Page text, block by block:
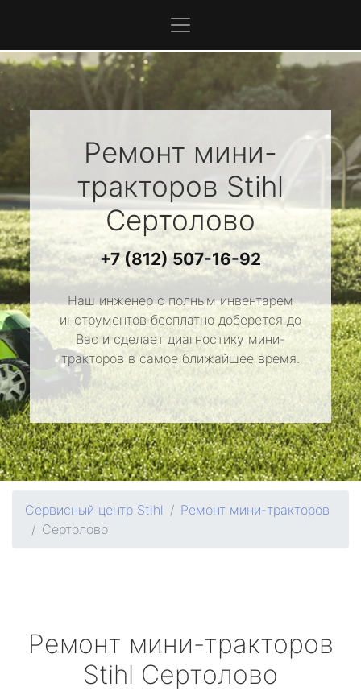
Ремонт мини-
тракторов Stihl
Сертолово
+7 (812) 507-16-92
Наш инженер с полным инвентарем
инструментов бесплатно доберется до
Вас и сделает диагностику мини-
тракторов в самое ближайшее время.
Сервисный центр Stihl
Ремонт мини-тракторов
Сертолово
Ремонт мини-тракторов
Stihl Сертолово